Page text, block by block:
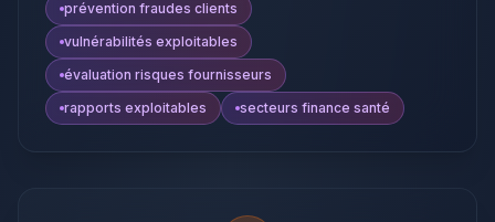
prévention fraudes clients
vulnérabilités exploitables
évaluation risques fournisseurs
rapports exploitables
secteurs finance santé